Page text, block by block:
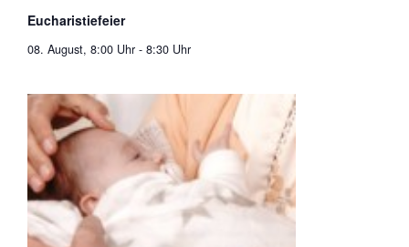
Eucharistiefeier
08. August, 8:00 Uhr - 8:30 Uhr